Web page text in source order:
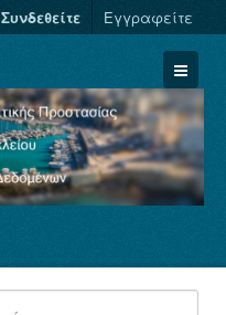
Συνδεθείτε Εγγραφείτε